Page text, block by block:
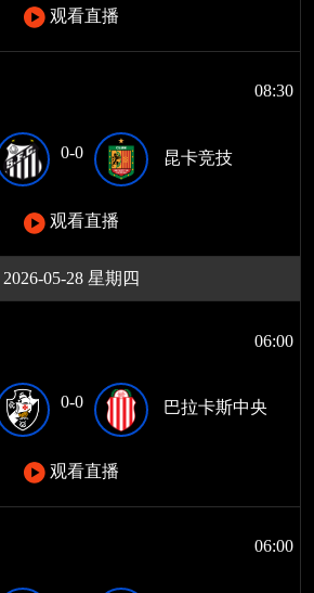
观看直播
08:30
0-0 昆卡竞技
观看直播
2026-05-28 星期四
06:00
0-0 巴拉卡斯中央
观看直播
06:00